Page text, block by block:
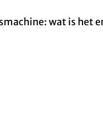
wat is het